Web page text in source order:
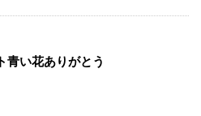
青い花ありがとう